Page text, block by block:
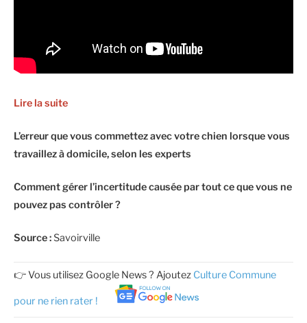
Lire la suite
L’erreur que vous commettez avec votre chien lorsque vous
travaillez à domicile, selon les experts
Comment gérer l’incertitude causée par tout ce que vous ne
pouvez pas contrôler ?
Source :Savoirville
👉 Vous utilisez Google News ? Ajoutez Culture Commune
pour ne rien rater !